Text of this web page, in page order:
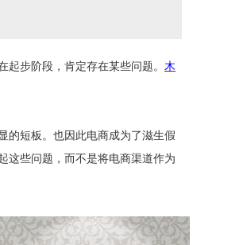
步阶段，肯定存在某些问题。 木
的短板。也因此电商成为了滋生假
这些问题，而不是将电商渠道作为